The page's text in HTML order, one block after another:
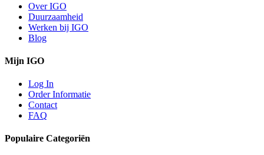
Over IGO
Duurzaamheid
Werken bij IGO
Blog
Mijn IGO
Log In
Order Informatie
Contact
FAQ
Populaire Categoriën